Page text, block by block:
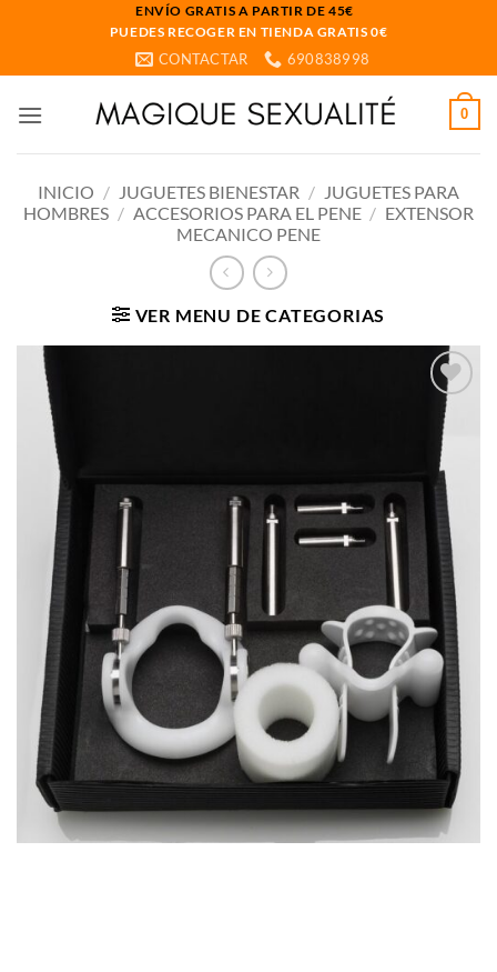
ENVÍO GRATIS A PARTIR DE 45€
PUEDES RECOGER EN TIENDA GRATIS 0€
CONTACTAR 690838998
0
INICIO / JUGUETES BIENESTAR / JUGUETES PARA
HOMBRES / ACCESORIOS PARA EL PENE / EXTENSOR
MECANICO PENE
VER MENU DE CATEGORIAS
Añadir
a la
lista
de
deseos